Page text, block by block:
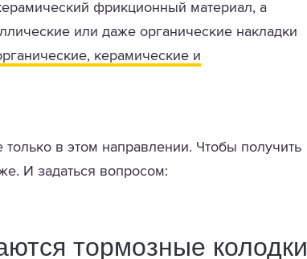
фрикционный материал, а
или даже органические накладки
керамические и
в этом направлении. Чтобы получить
И задаться вопросом:
тормозные колодки